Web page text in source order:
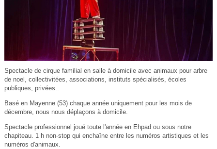
Spectacle de cirque familial en salle à domicile avec animaux pour arbre
de noel, collectivitées, associations, instituts spécialisés, écoles
publiques, privées..
Basé en Mayenne (53) chaque année uniquement pour les mois de
décembre, nous nous déplaçons à domicile.
Spectacle professionnel joué toute l'année en Ehpad ou sous notre
chapiteau. 1 h non-stop qui enchaîne entre les numéros artistiques et les
numéros d'animaux.